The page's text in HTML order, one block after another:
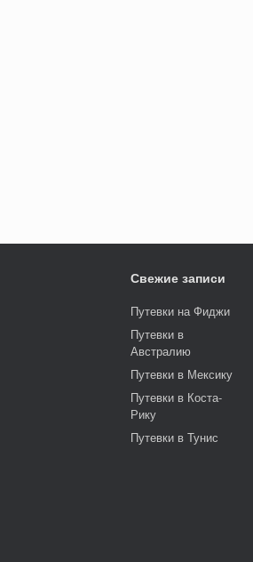
Свежие записи
Путевки на Фиджи
Путевки в
Австралию
Путевки в Мексику
Путевки в Коста-
Рику
Путевки в Тунис